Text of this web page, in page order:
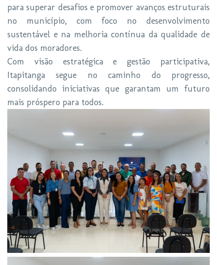
para superar desafios e promover avanços estruturais
no município, com foco no desenvolvimento
sustentável e na melhoria contínua da qualidade de
vida dos moradores.
Com visão estratégica e gestão participativa,
Itapitanga segue no caminho do progresso,
consolidando iniciativas que garantam um futuro
mais próspero para todos.